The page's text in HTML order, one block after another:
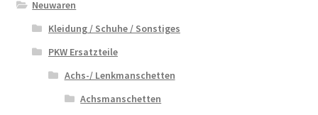
Neuwaren
Kleidung / Schuhe / Sonstiges
PKW Ersatzteile
Achs-/ Lenkmanschetten
Achsmanschetten